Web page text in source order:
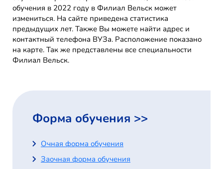
обучения в 2022 году в Филиал Вельск может
измениться. На сайте приведена статистика
предыдущих лет. Также Вы можете найти адрес и
контактный телефона ВУЗа. Расположение показано
на карте. Так же представлены все специальности
Филиал Вельск.
Форма обучения >>
Очная форма обучения
Заочная форма обучения